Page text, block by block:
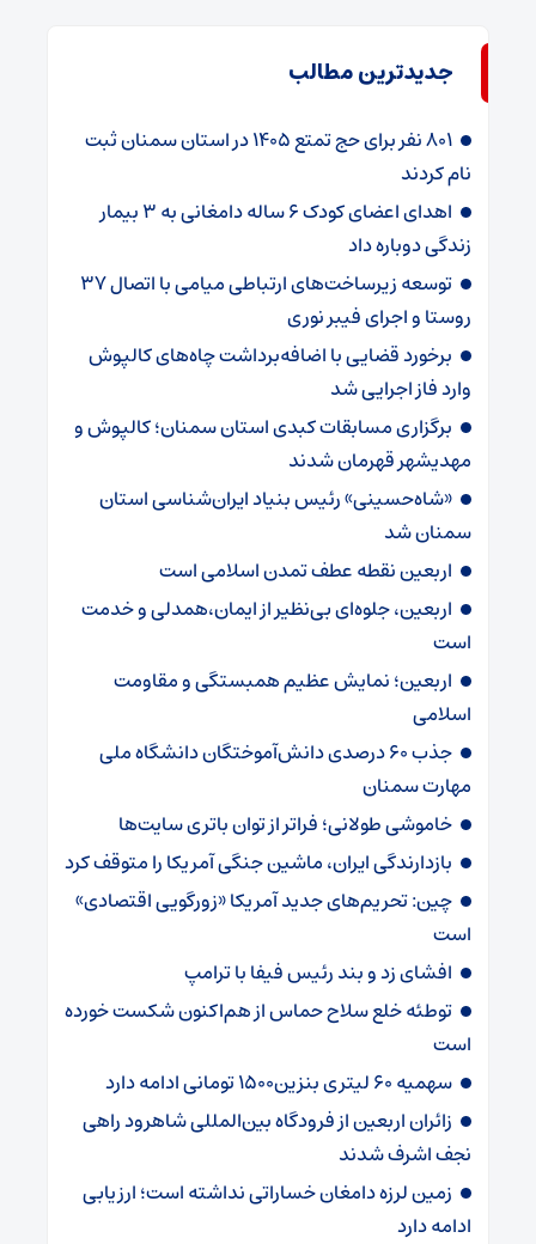
جدیدترین مطالب
۸۰۱ نفر برای حج تمتع ۱۴۰۵ در استان سمنان ثبت
نام کردند
اهدای اعضای کودک ۶ ساله دامغانی به ۳ بیمار
زندگی دوباره داد
توسعه زیرساخت‌های ارتباطی میامی با اتصال ۳۷
روستا و اجرای فیبر نوری
برخورد قضایی با اضافه‌برداشت چاه‌های کالپوش
وارد فاز اجرایی شد
برگزاری مسابقات کبدی استان سمنان؛ کالپوش و
مهدیشهر قهرمان شدند
«شاه‌حسینی» رئیس بنیاد ایران‌شناسی استان
سمنان شد
اربعین نقطه عطف تمدن اسلامی است
اربعین، جلوه‌ای بی‌نظیر از ایمان،همدلی و خدمت
است
اربعین؛ نمایش عظیم همبستگی و مقاومت
اسلامی
جذب ۶۰ درصدی دانش‌آموختگان دانشگاه ملی
مهارت سمنان
خاموشی طولانی؛ فراتر از توان باتری سایت‌ها
بازدارندگی ایران، ماشین جنگی آمریکا را متوقف کرد
چین: تحریم‌های جدید آمریکا «زورگویی اقتصادی»
است
افشای زد و بند رئیس فیفا با ترامپ
توطئه خلع سلاح حماس از هم‌اکنون شکست خورده
است
سهمیه ۶۰ لیتری بنزین۱۵۰۰ تومانی ادامه دارد
زائران اربعین از فرودگاه بین‌المللی شاهرود راهی
نجف اشرف شدند
زمین لرزه دامغان خساراتی نداشته است؛ ارزیابی
ادامه دارد